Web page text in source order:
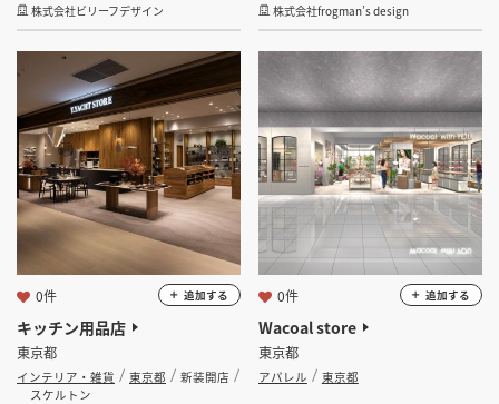
株式会社ビリーフデザイン 株式会社frogman’s design
キッチン用品店
東京都
インテリア・雑貨 東京都
新装開店
スケルトン
0件 追加する
Wacoal store
東京都
アパレル 東京都
0件 追加する